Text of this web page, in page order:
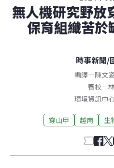
無人機研究野放
保育組織苦於
時事新聞/
編譯—陳文
審校—
環境資訊中
穿山甲 越南 生